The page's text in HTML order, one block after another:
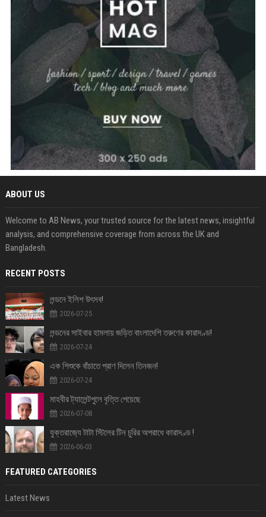
ABOUT US
Welcome to AB News, your trusted source for the latest news, insightful
analysis, and comprehensive coverage from across the UK and
Bangladesh.
RECENT POSTS
লন্ডনে ইলিশ উৎসব!
2026-07-25
লন্ডনের সাইবার হামলায় জড়িত বাংলাদেশি তরুণের কারাদণ্ড!
2026-07-24
এক শিশুকে বাঁচাতে প্রাণ দিলেন তিনজন!
2026-07-24
মাহবীর ট্যালেন্টপুলে বৃত্তি পেয়েছে
2026-07-08
যুক্তরাজ‍্যে টাটা স্টিলের টিন চুরির অপরাধে কারাদণ্ড !
2026-06-03
FEATURED CATEGORIES
Latest News